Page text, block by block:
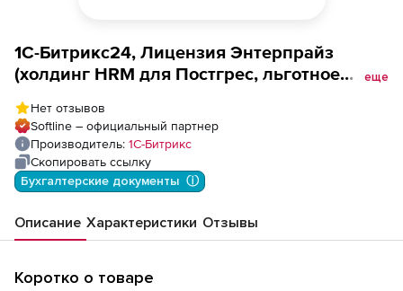
1С-Битрикс24, Лицензия Энтерпрайз
(холдинг HRM для Постгрес, льготное
лицензию
еще
Нет отзывов
Softline – официальный партнер
Производитель: 1С-Битрикс
Скопировать ссылку
Бухгалтерские документы  ⓘ
Описание Характеристики Отзывы
Коротко о товаре